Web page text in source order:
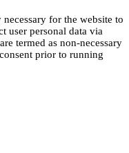
for the website to
user personal data via
termed as non-necessary
prior to running